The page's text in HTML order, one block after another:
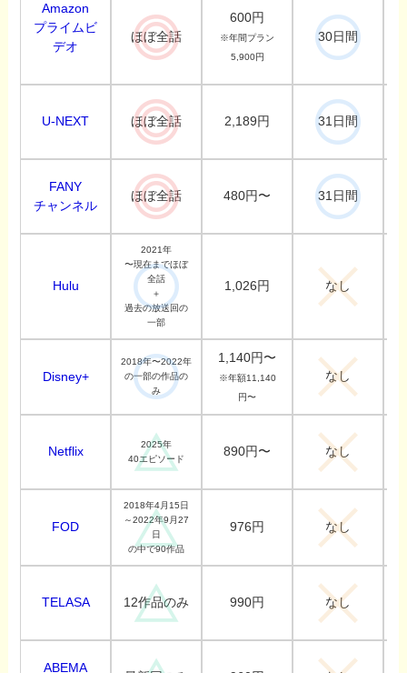
Amazon
プライムビ
デオ
ほぼ全話
600円
※年間プラン
5,900円
30日間
U-NEXT ほぼ全話 2,189円 31日間
FANY
チャンネル
ほぼ全話 480円〜 31日間
Hulu
2021年
〜現在までほぼ
全話
＋
過去の放送回の
一部
1,026円 なし
Disney+
2018年〜2022年
の一部の作品の
み
1,140円〜
※年額11,140
円〜
なし
Netflix
2025年
40エピソード
890円〜 なし
FOD
2018年4月15日
～2022年9月27
日
の中で90作品
976円 なし
TELASA 12作品のみ 990円 なし
ABEMA